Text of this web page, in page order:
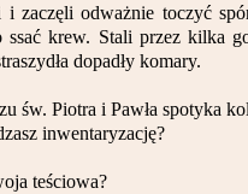
i zaczęli odważnie toczyć
ssać krew. Stali przez kilka
dopadły komary.
św. Piotra i Pawła spotyka
inwentaryzację?
teściowa?